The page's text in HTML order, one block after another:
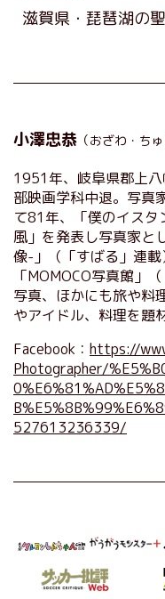
滋賀県・琵琶湖の
小澤忠恭 （おざわ・ち
1951年、岐阜県郡上
部映画学科中退。写真
て81年、「僕のイスタ
風」を発表し写真家と
像-」（「すばる」連載
「MOMOCO写真館」
写真、ほかにも旅や料
やアイドル、料理を題
Facebook： https://
Photographer/
527613236339/